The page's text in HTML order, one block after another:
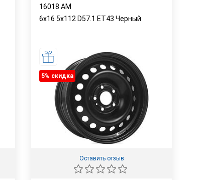
16018 AM
6x16 5x112 D57.1 ET43 Черный
5% cкидка
Оставить отзыв